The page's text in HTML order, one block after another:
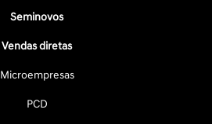
Seminovos
Vendas diretas
Microempresas
PCD